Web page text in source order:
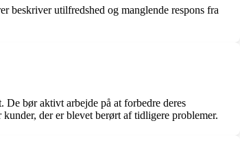
beskriver utilfredshed og manglende respons fra
De bør aktivt arbejde på at forbedre deres
der er blevet berørt af tidligere problemer.